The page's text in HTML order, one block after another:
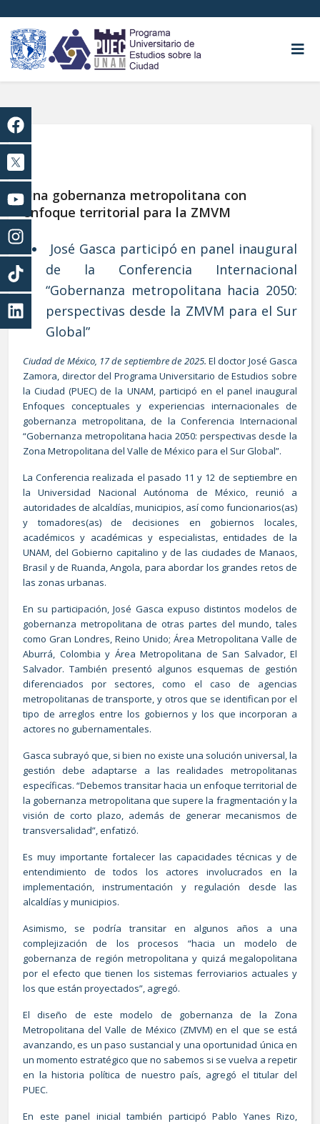
Una gobernanza metropolitana con
enfoque territorial para la ZMVM
José Gasca participó en panel inaugural
de la Conferencia Internacional
“Gobernanza metropolitana hacia 2050:
perspectivas desde la ZMVM para el Sur
Global”
Ciudad de México, 17 de septiembre de 2025. El doctor José Gasca
Zamora, director del Programa Universitario de Estudios sobre
la Ciudad (PUEC) de la UNAM, participó en el panel inaugural
Enfoques conceptuales y experiencias internacionales de
gobernanza metropolitana, de la Conferencia Internacional
“Gobernanza metropolitana hacia 2050: perspectivas desde la
Zona Metropolitana del Valle de México para el Sur Global”.
La Conferencia realizada el pasado 11 y 12 de septiembre en
la Universidad Nacional Autónoma de México, reunió a
autoridades de alcaldías, municipios, así como funcionarios(as)
y tomadores(as) de decisiones en gobiernos locales,
académicos y académicas y especialistas, entidades de la
UNAM, del Gobierno capitalino y de las ciudades de Manaos,
Brasil y de Ruanda, Angola, para abordar los grandes retos de
las zonas urbanas.
En su participación, José Gasca expuso distintos modelos de
gobernanza metropolitana de otras partes del mundo, tales
como Gran Londres, Reino Unido; Área Metropolitana Valle de
Aburrá, Colombia y Área Metropolitana de San Salvador, El
Salvador. También presentó algunos esquemas de gestión
diferenciados por sectores, como el caso de agencias
metropolitanas de transporte, y otros que se identifican por el
tipo de arreglos entre los gobiernos y los que incorporan a
actores no gubernamentales.
Gasca subrayó que, si bien no existe una solución universal, la
gestión debe adaptarse a las realidades metropolitanas
específicas. “Debemos transitar hacia un enfoque territorial de
la gobernanza metropolitana que supere la fragmentación y la
visión de corto plazo, además de generar mecanismos de
transversalidad”, enfatizó.
Es muy importante fortalecer las capacidades técnicas y de
entendimiento de todos los actores involucrados en la
implementación, instrumentación y regulación desde las
alcaldías y municipios.
Asimismo, se podría transitar en algunos años a una
complejización de los procesos “hacia un modelo de
gobernanza de región metropolitana y quizá megalopolitana
por el efecto que tienen los sistemas ferroviarios actuales y
los que están proyectados”, agregó.
El diseño de este modelo de gobernanza de la Zona
Metropolitana del Valle de México (ZMVM) en el que se está
avanzando, es un paso sustancial y una oportunidad única en
un momento estratégico que no sabemos si se vuelva a repetir
en la historia política de nuestro país, agregó el titular del
PUEC.
En este panel inicial también participó Pablo Yanes Rizo,